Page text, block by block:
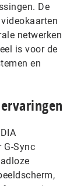
De
netwerken
is voor de
en
G-Sync